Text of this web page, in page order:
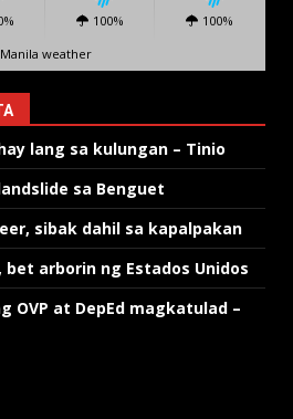
100% 100%
Manila weather
lang sa kulungan – Tinio
sa Benguet
sibak dahil sa kapalpakan
bet arborin ng Estados Unidos
OVP at DepEd magkatulad –